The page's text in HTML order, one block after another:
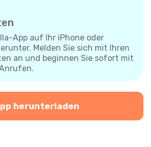
App auf Ihr iPhone oder
Melden Sie sich mit Ihren
an und beginnen Sie sofort mit
herunterladen